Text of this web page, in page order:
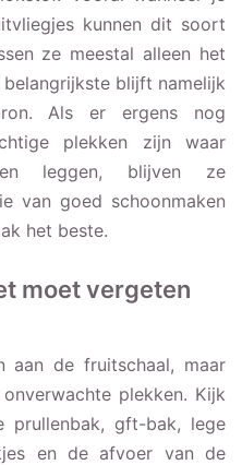
kunnen dit soort
ze meestal alleen het
blijft namelijk
Als er ergens nog
plekken zijn waar
leggen, blijven ze
van goed schoonmaken
het beste.
moet vergeten
aan de fruitschaal, maar
plekken. Kijk
prullenbak, gft-bak, lege
en de afvoer van de